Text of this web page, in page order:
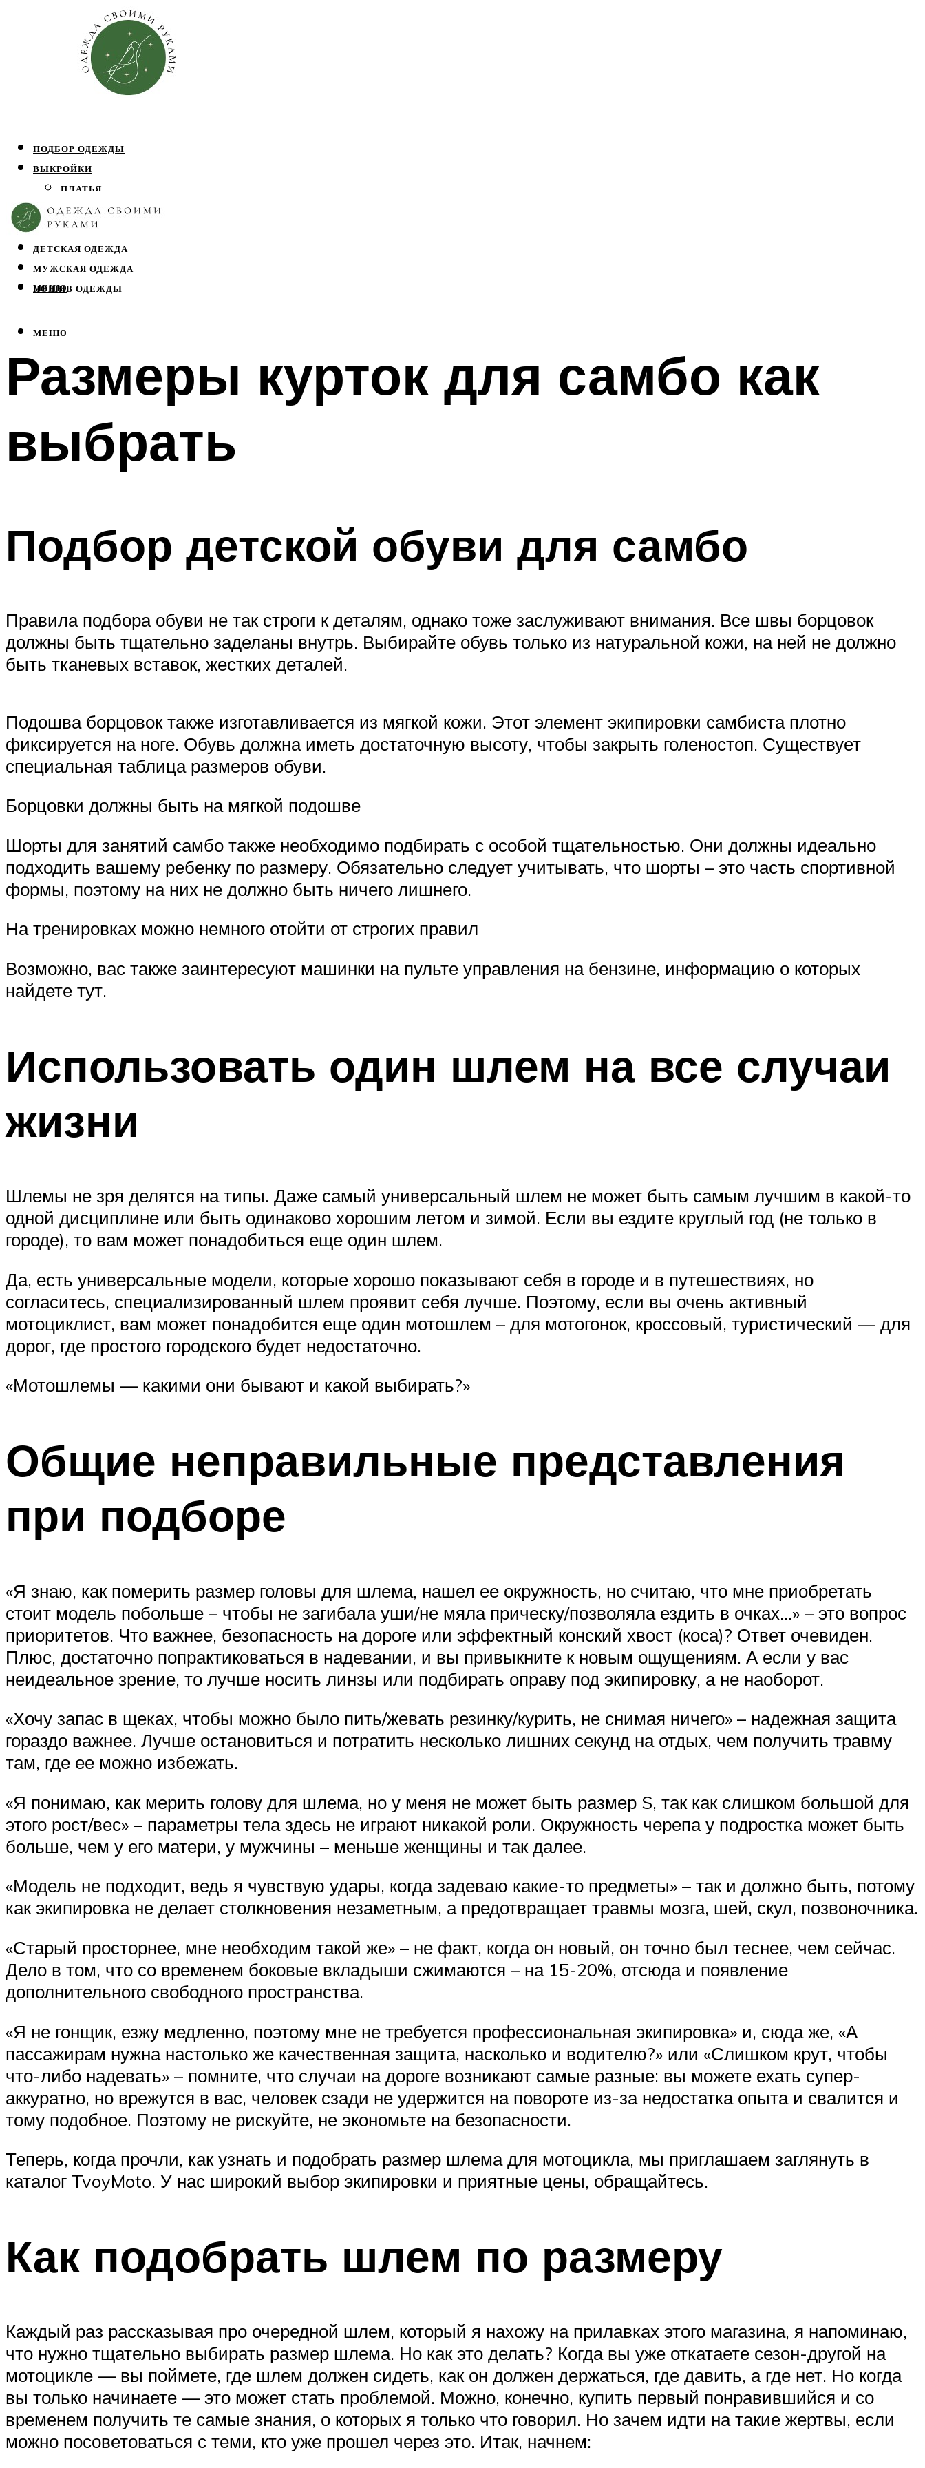
ПОДБОР ОДЕЖДЫ
ВЫКРОЙКИ
ПЛАТЬЯ
ЮБКИ
БЛУЗЫ
ДЕТСКАЯ ОДЕЖДА
МУЖСКАЯ ОДЕЖДА
ПОШИВ ОДЕЖДЫ
МЕНЮ
МЕНЮ
Размеры курток для самбо как
выбрать
Подбор детской обуви для самбо
Правила подбора обуви не так строги к деталям, однако тоже заслуживают внимания. Все швы борцовок
должны быть тщательно заделаны внутрь. Выбирайте обувь только из натуральной кожи, на ней не должно
быть тканевых вставок, жестких деталей.
Подошва борцовок также изготавливается из мягкой кожи. Этот элемент экипировки самбиста плотно
фиксируется на ноге. Обувь должна иметь достаточную высоту, чтобы закрыть голеностоп. Существует
специальная таблица размеров обуви.
Борцовки должны быть на мягкой подошве
Шорты для занятий самбо также необходимо подбирать с особой тщательностью. Они должны идеально
подходить вашему ребенку по размеру. Обязательно следует учитывать, что шорты – это часть спортивной
формы, поэтому на них не должно быть ничего лишнего.
На тренировках можно немного отойти от строгих правил
Возможно, вас также заинтересуют машинки на пульте управления на бензине, информацию о которых
найдете тут.
Использовать один шлем на все случаи
жизни
Шлемы не зря делятся на типы. Даже самый универсальный шлем не может быть самым лучшим в какой-то
одной дисциплине или быть одинаково хорошим летом и зимой. Если вы ездите круглый год (не только в
городе), то вам может понадобиться еще один шлем.
Да, есть универсальные модели, которые хорошо показывают себя в городе и в путешествиях, но
согласитесь, специализированный шлем проявит себя лучше. Поэтому, если вы очень активный
мотоциклист, вам может понадобится еще один мотошлем – для мотогонок, кроссовый, туристический — для
дорог, где простого городского будет недостаточно.
«Мотошлемы — какими они бывают и какой выбирать?»
Общие неправильные представления
при подборе
«Я знаю, как померить размер головы для шлема, нашел ее окружность, но считаю, что мне приобретать
стоит модель побольше – чтобы не загибала уши/не мяла прическу/позволяла ездить в очках…» – это вопрос
приоритетов. Что важнее, безопасность на дороге или эффектный конский хвост (коса)? Ответ очевиден.
Плюс, достаточно попрактиковаться в надевании, и вы привыкните к новым ощущениям. А если у вас
неидеальное зрение, то лучше носить линзы или подбирать оправу под экипировку, а не наоборот.
«Хочу запас в щеках, чтобы можно было пить/жевать резинку/курить, не снимая ничего» – надежная защита
гораздо важнее. Лучше остановиться и потратить несколько лишних секунд на отдых, чем получить травму
там, где ее можно избежать.
«Я понимаю, как мерить голову для шлема, но у меня не может быть размер S, так как слишком большой для
этого рост/вес» – параметры тела здесь не играют никакой роли. Окружность черепа у подростка может быть
больше, чем у его матери, у мужчины – меньше женщины и так далее.
«Модель не подходит, ведь я чувствую удары, когда задеваю какие-то предметы» – так и должно быть, потому
как экипировка не делает столкновения незаметным, а предотвращает травмы мозга, шей, скул, позвоночника.
«Старый просторнее, мне необходим такой же» – не факт, когда он новый, он точно был теснее, чем сейчас.
Дело в том, что со временем боковые вкладыши сжимаются – на 15-20%, отсюда и появление
дополнительного свободного пространства.
«Я не гонщик, езжу медленно, поэтому мне не требуется профессиональная экипировка» и, сюда же, «А
пассажирам нужна настолько же качественная защита, насколько и водителю?» или «Слишком крут, чтобы
что-либо надевать» – помните, что случаи на дороге возникают самые разные: вы можете ехать супер-
аккуратно, но врежутся в вас, человек сзади не удержится на повороте из-за недостатка опыта и свалится и
тому подобное. Поэтому не рискуйте, не экономьте на безопасности.
Теперь, когда прочли, как узнать и подобрать размер шлема для мотоцикла, мы приглашаем заглянуть в
каталог TvoyMoto. У нас широкий выбор экипировки и приятные цены, обращайтесь.
Как подобрать шлем по размеру
Каждый раз рассказывая про очередной шлем, который я нахожу на прилавках этого магазина, я напоминаю,
что нужно тщательно выбирать размер шлема. Но как это делать? Когда вы уже откатаете сезон-другой на
мотоцикле — вы поймете, где шлем должен сидеть, как он должен держаться, где давить, а где нет. Но когда
вы только начинаете — это может стать проблемой. Можно, конечно, купить первый понравившийся и со
временем получить те самые знания, о которых я только что говорил. Но зачем идти на такие жертвы, если
можно посоветоваться с теми, кто уже прошел через это. Итак, начнем: